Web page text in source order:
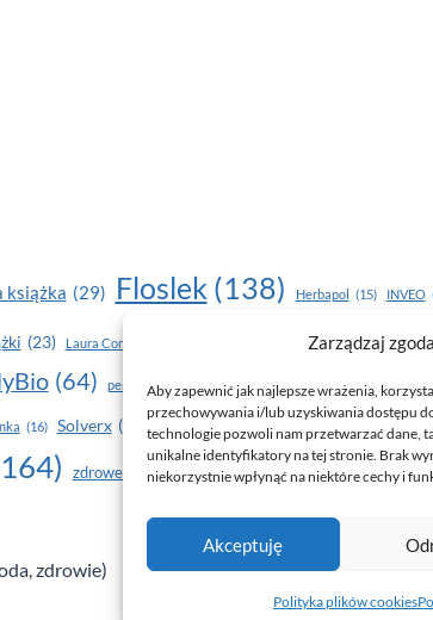
Zarządzaj
Aby zapewnić jak najlepsze wrażenia,
przechowywania i/lub uzyskiwania dostępu
technologie pozwoli nam przetwarzać dane,
unikalne identyfikatory na tej stronie. Brak
niekorzystnie wpłynąć na niektóre cechy i
Akceptuję
Polityka plików cookies
książka (29) Floslek (138) Herbapol (15) INVEO
(23) Laura Conti moda(187)
(64) perfumy pielegnacja skóry (24) pielęgnacja
(16) Solverx (26) Stapiz (21) trendy (35) uroda (17)
zdrowe zęby (20) zdrowie(135)
zdrowie)